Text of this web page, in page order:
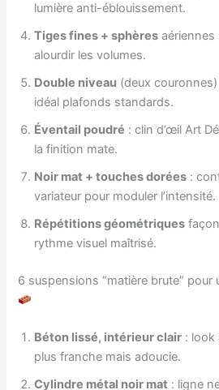
lumière anti-éblouissement.
Tiges fines + sphères aériennes
alourdir les volumes.
Double niveau (deux
idéal plafonds standards.
Éventail poudré : clin d’œil Art
la finition mate.
Noir mat + touches dorées :
variateur pour moduler l’intensité.
Répétitions géométriques
rythme visuel maîtrisé.
6 suspensions “matière brute” pour
Béton lissé, intérieur clair : look
plus franche mais adoucie.
Cylindre métal noir mat : ligne